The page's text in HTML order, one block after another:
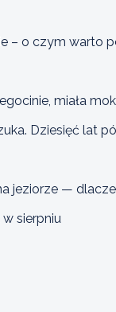
– o czym warto
miała
Dziesięć lat
jeziorze —
sierpniu